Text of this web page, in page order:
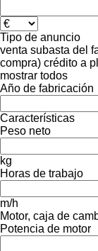
Tipo de anuncio
venta subasta del
compra) crédito a
mostrar todos
Año de fabricación
Características
Peso neto
kg
Horas de trabajo
m/h
Motor, caja de
Potencia de motor